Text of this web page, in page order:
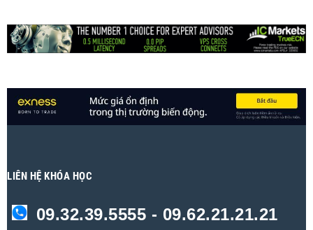
LIÊN HỆ KHÓA HỌC
09.32.39.5555 - 09.62.21.21.21